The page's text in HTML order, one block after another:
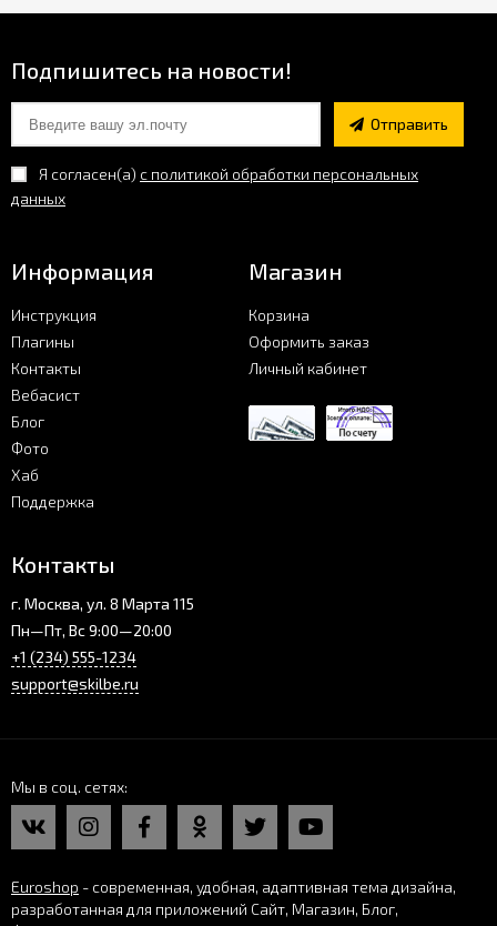
Подпишитесь на новости!
Отправить
Я согласен(a) с политикой обработки персональных
данных
Информация
Инструкция
Плагины
Контакты
Вебасист
Блог
Фото
Хаб
Поддержка
Магазин
Корзина
Оформить заказ
Личный кабинет
Контакты
г. Москва, ул. 8 Марта 115
Пн—Пт, Вс 9:00—20:00
+1 (234) 555-1234
support@skilbe.ru
Мы в соц. сетях
Euroshop - современная, удобная, адаптивная тема дизайна,
разработанная для приложений Сайт, Магазин, Блог,